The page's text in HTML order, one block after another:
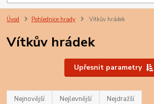
Úvod Pohlednice hrady Vítkův hrádek
Vítkův hrádek
Upřesnit parametry
Nejnovější Nejlevnější Nejdražší